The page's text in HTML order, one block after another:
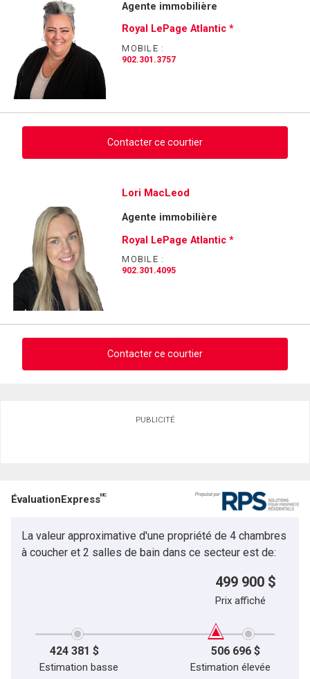
Agente immobilière
Royal LePage Atlantic *
MOBILE :
902.301.3757
Contacter ce courtier
Demander des infos sur cette inscription
Prénom
Nom
Courriel
Téléphone
(Optionnel)
En cliquant sur le bouton « soumettre », vous consentez à nos conditions d'utilisation et
vous nous fournissez l'autorisation écrite de communiquer avec vous.
Lori MacLeod
Agente immobilière
Royal LePage Atlantic *
MOBILE :
902.301.4095
Contacter ce courtier
Téléphone
Message
PUBLICITÉ
ÉvaluationExpressMC
La valeur approximative d'une propriété de 4 chambres
à coucher et 2 salles de bain dans ce secteur est de:
499 900 $
Prix affiché
424 381 $ 506 696 $
Estimation basse Estimation élevée